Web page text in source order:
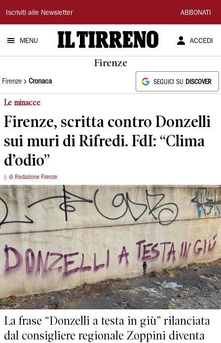
Il
Tirreno
Iscriviti alle Newsletter ABBONATI
MENU ACCEDI
Firenze
Firenze Cronaca SEGUICI SU DISCOVER
Le minacce
Firenze, scritta contro Donzelli
sui muri di Rifredi. FdI: “Clima
d’odio”
di Redazione Firenze
La frase “Donzelli a testa in giù” rilanciata
dal consigliere regionale Zoppini diventa